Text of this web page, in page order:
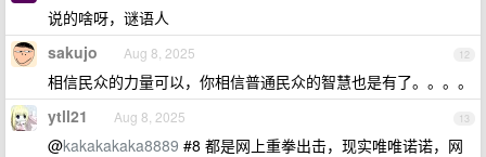
说的啥呀，谜语人
12
sakujo Aug 8, 2025
相信民众的力量可以，你相信普通民众的智慧也是有了。。。。
13
ytll21 Aug 8, 2025
@kakakakaka8889 #8 都是网上重拳出击，现实唯唯诺诺，网